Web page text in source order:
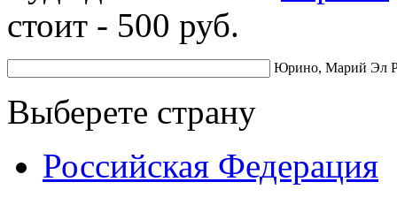
стоит - 500 руб.
Юрино, Марий Эл
Выберете страну
Российская Федерация